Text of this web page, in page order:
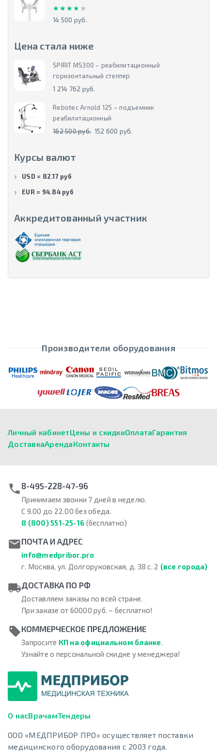
★★★★★
★★★★★
14 500 руб.
Цена стала ниже
SPIRIT MS300 – реабилитационный
горизонтальный степпер
1 214 762 руб.
Rebotec Arnold 125 – подъемник
реабилитационный
162 500 руб. 152 600 руб.
Курсы валют
USD = 82.17 руб
EUR = 94.84 руб
Аккредитованный участник
Производители оборудования
Личный кабинетЦены и скидкиОплатаГарантия
ДоставкаАрендаКонтакты
8-495-228-47-96
Принимаем звонки 7 дней в неделю.
С 9.00 до 22.00 без обеда.
8 (800) 551-25-16 (бесплатно)
ПОЧТА И АДРЕС
info@medpribor.pro
г. Москва, ул. Долгоруковская, д. 38 с. 2 (все города)
ДОСТАВКА ПО РФ
Доставляем заказы по всей стране.
При заказе от 60000 руб. – бесплатно!
КОММЕРЧЕСКОЕ ПРЕДЛОЖЕНИЕ
Запросите КП на официальном бланке.
Узнайте о персональной скидке у менеджера!
О насВрачамТендеры
ООО «МЕДПРИБОР ПРО» осуществляет поставки
медицинского оборудования с 2003 года.